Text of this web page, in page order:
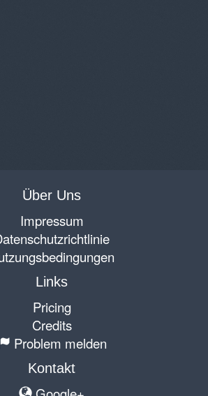
Über Uns
Impressum
Links
Pricing
Credits
Problem melden
Kontakt